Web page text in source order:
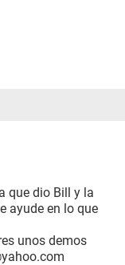
que dio Bill y la
ayude en lo que
unos demos